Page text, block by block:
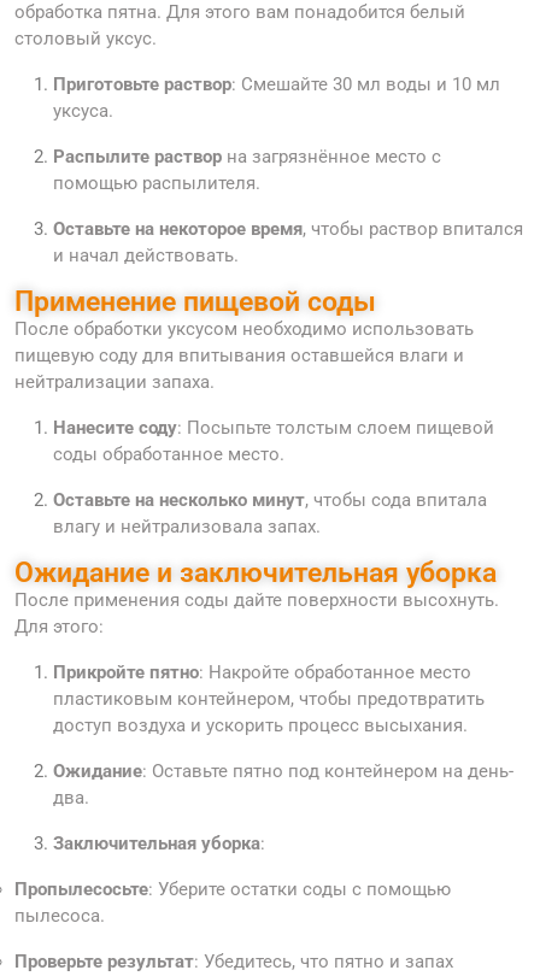
обработка пятна. Для этого вам понадобится белый
столовый уксус.
Приготовьте раствор: Смешайте 30 мл воды и 10 мл
уксуса.
Распылите раствор на загрязнённое место с
помощью распылителя.
Оставьте на некоторое время, чтобы раствор впитался
и начал действовать.
Применение пищевой соды
После обработки уксусом необходимо использовать
пищевую соду для впитывания оставшейся влаги и
нейтрализации запаха.
Нанесите соду: Посыпьте толстым слоем пищевой
соды обработанное место.
Оставьте на несколько минут, чтобы сода впитала
влагу и нейтрализовала запах.
Ожидание и заключительная уборка
После применения соды дайте поверхности высохнуть.
Для этого:
Прикройте пятно: Накройте обработанное место
пластиковым контейнером, чтобы предотвратить
доступ воздуха и ускорить процесс высыхания.
Ожидание: Оставьте пятно под контейнером на день-
два.
Заключительная уборка:
Пропылесосьте: Уберите остатки соды с помощью
пылесоса.
Проверьте результат: Убедитесь, что пятно и запах